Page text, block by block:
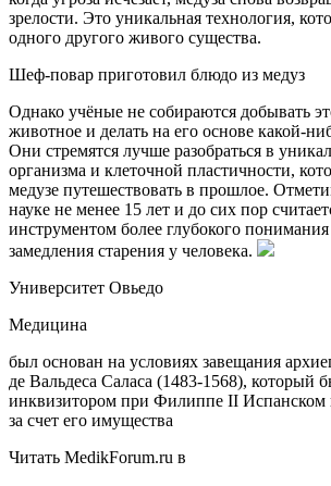
зрелости. Это уникальная технология,
одного другого живого существа.
Шеф-повар приготовил блюдо из медуз
Однако учёные не собираются добывать
животное и делать на его основе какой-
Они стремятся лучше разобраться в
организма и клеточной пластичности,
медузе путешествовать в прошлое.
науке не менее 15 лет и до сих пор
инструментом более глубокого понимания
замедления старения у человека.
Университет Овьедо
Медицина
был основан на условиях завещания
де Вальдеса Саласа (1483-1568), который
инквизитором при Филиппе II Испанском
за счет его имущества
Читать MedikForum.ru в